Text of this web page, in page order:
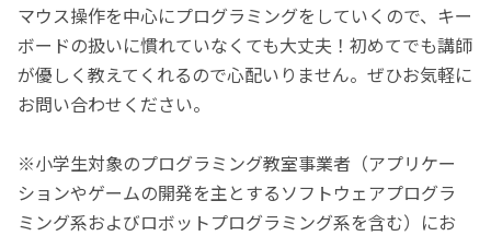
マウス操作を中心にプログラミングをしていくので、キー
ボードの扱いに慣れていなくても大丈夫！初めてでも講師
が優しく教えてくれるので心配いりません。ぜひお気軽に
お問い合わせください。
※小学生対象のプログラミング教室事業者（アプリケー
ションやゲームの開発を主とするソフトウェアプログラ
ミング系およびロボットプログラミング系を含む）にお